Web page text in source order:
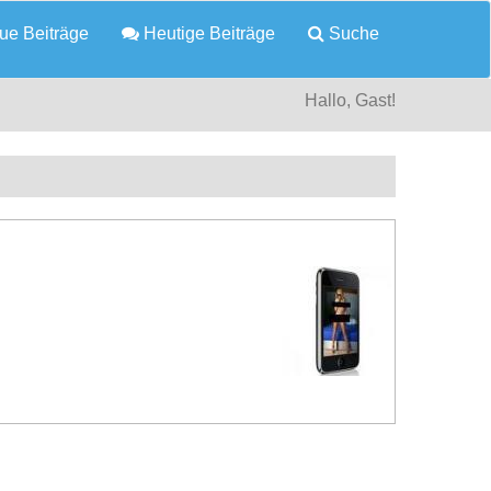
Beiträge Heutige Beiträge Suche
Hallo, Gast!